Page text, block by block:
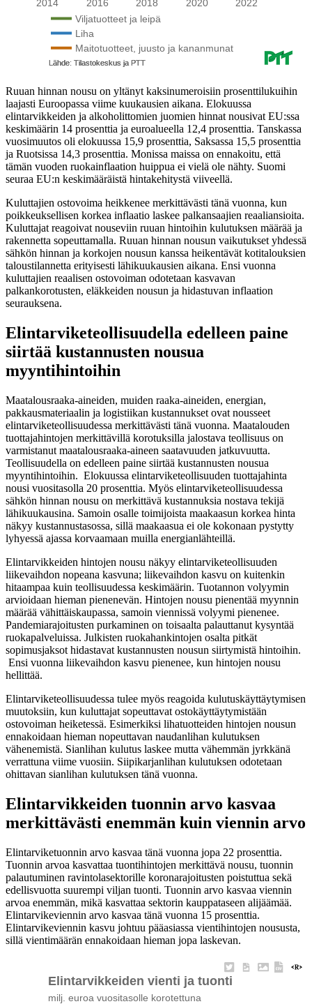
Ruuan hinnan nousu on yltänyt kaksinumeroisiin prosenttilukuihin
laajasti Euroopassa viime kuukausien aikana. Elokuussa
elintarvikkeiden ja alkoholittomien juomien hinnat nousivat EU:ssa
keskimäärin 14 prosenttia ja euroalueella 12,4 prosenttia. Tanskassa
vuosimuutos oli elokuussa 15,9 prosenttia, Saksassa 15,5 prosenttia
ja Ruotsissa 14,3 prosenttia. Monissa maissa on ennakoitu, että
tämän vuoden ruokainflaation huippua ei vielä ole nähty. Suomi
seuraa EU:n keskimääräistä hintakehitystä viiveellä.
Kuluttajien ostovoima heikkenee merkittävästi tänä vuonna, kun
poikkeuksellisen korkea inflaatio laskee palkansaajien reaaliansioita.
Kuluttajat reagoivat nouseviin ruuan hintoihin kulutuksen määrää ja
rakennetta sopeuttamalla. Ruuan hinnan nousun vaikutukset yhdessä
sähkön hinnan ja korkojen nousun kanssa heikentävät kotitalouksien
taloustilannetta erityisesti lähikuukausien aikana. Ensi vuonna
kuluttajien reaalisen ostovoiman odotetaan kasvavan
palkankorotusten, eläkkeiden nousun ja hidastuvan inflaation
seurauksena.
Elintarviketeollisuudella edelleen paine
siirtää kustannusten nousua
myyntihintoihin
Maatalousraaka-aineiden, muiden raaka-aineiden, energian,
pakkausmateriaalin ja logistiikan kustannukset ovat nousseet
elintarviketeollisuudessa merkittävästi tänä vuonna. Maatalouden
tuottajahintojen merkittävillä korotuksilla jalostava teollisuus on
varmistanut maatalousraaka-aineen saatavuuden jatkuvuutta.
Teollisuudella on edelleen paine siirtää kustannusten nousua
myyntihintoihin. Elokuussa elintarviketeollisuuden tuottajahinta
nousi vuositasolla 20 prosenttia. Myös elintarviketeollisuudessa
sähkön hinnan nousu on merkittävä kustannuksia nostava tekijä
lähikuukausina. Samoin osalle toimijoista maakaasun korkea hinta
näkyy kustannustasossa, sillä maakaasua ei ole kokonaan pystytty
lyhyessä ajassa korvaamaan muilla energianlähteillä.
Elintarvikkeiden hintojen nousu näkyy elintarviketeollisuuden
liikevaihdon nopeana kasvuna; liikevaihdon kasvu on kuitenkin
hitaampaa kuin teollisuudessa keskimäärin. Tuotannon volyymin
arvioidaan hieman pienenevän. Hintojen nousu pienentää myynnin
määrää vähittäiskaupassa, samoin viennissä volyymi pienenee.
Pandemiarajoitusten purkaminen on toisaalta palauttanut kysyntää
ruokapalveluissa. Julkisten ruokahankintojen osalta pitkät
sopimusjaksot hidastavat kustannusten nousun siirtymistä hintoihin.
Ensi vuonna liikevaihdon kasvu pienenee, kun hintojen nousu
hellittää.
Elintarviketeollisuudessa tulee myös reagoida kulutuskäyttäytymisen
muutoksiin, kun kuluttajat sopeuttavat ostokäyttäytymistään
ostovoiman heiketessä. Esimerkiksi lihatuotteiden hintojen nousun
ennakoidaan hieman nopeuttavan naudanlihan kulutuksen
vähenemistä. Sianlihan kulutus laskee mutta vähemmän jyrkkänä
verrattuna viime vuosiin. Siipikarjanlihan kulutuksen odotetaan
ohittavan sianlihan kulutuksen tänä vuonna.
Elintarvikkeiden tuonnin arvo kasvaa
merkittävästi enemmän kuin viennin arvo
Elintarviketuonnin arvo kasvaa tänä vuonna jopa 22 prosenttia.
Tuonnin arvoa kasvattaa tuontihintojen merkittävä nousu, tuonnin
palautuminen ravintolasektorille koronarajoitusten poistuttua sekä
edellisvuotta suurempi viljan tuonti. Tuonnin arvo kasvaa viennin
arvoa enemmän, mikä kasvattaa sektorin kauppataseen alijäämää.
Elintarvikeviennin arvo kasvaa tänä vuonna 15 prosenttia.
Elintarvikeviennin kasvu johtuu pääasiassa vientihintojen noususta,
sillä vientimäärän ennakoidaan hieman jopa laskevan.